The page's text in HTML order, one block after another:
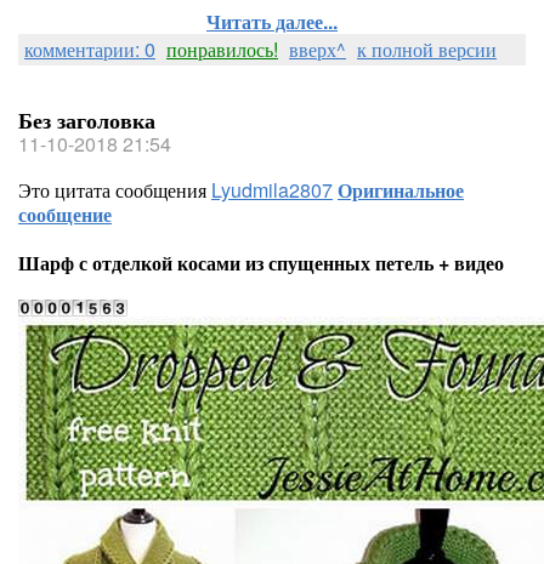
Читать далее...
комментарии: 0 понравилось! вверх^ к полной версии
Без заголовка
11-10-2018 21:54
Это цитата сообщения Lyudmila2807Оригинальное
сообщение
Шарф с отделкой косами из спущенных петель + видео